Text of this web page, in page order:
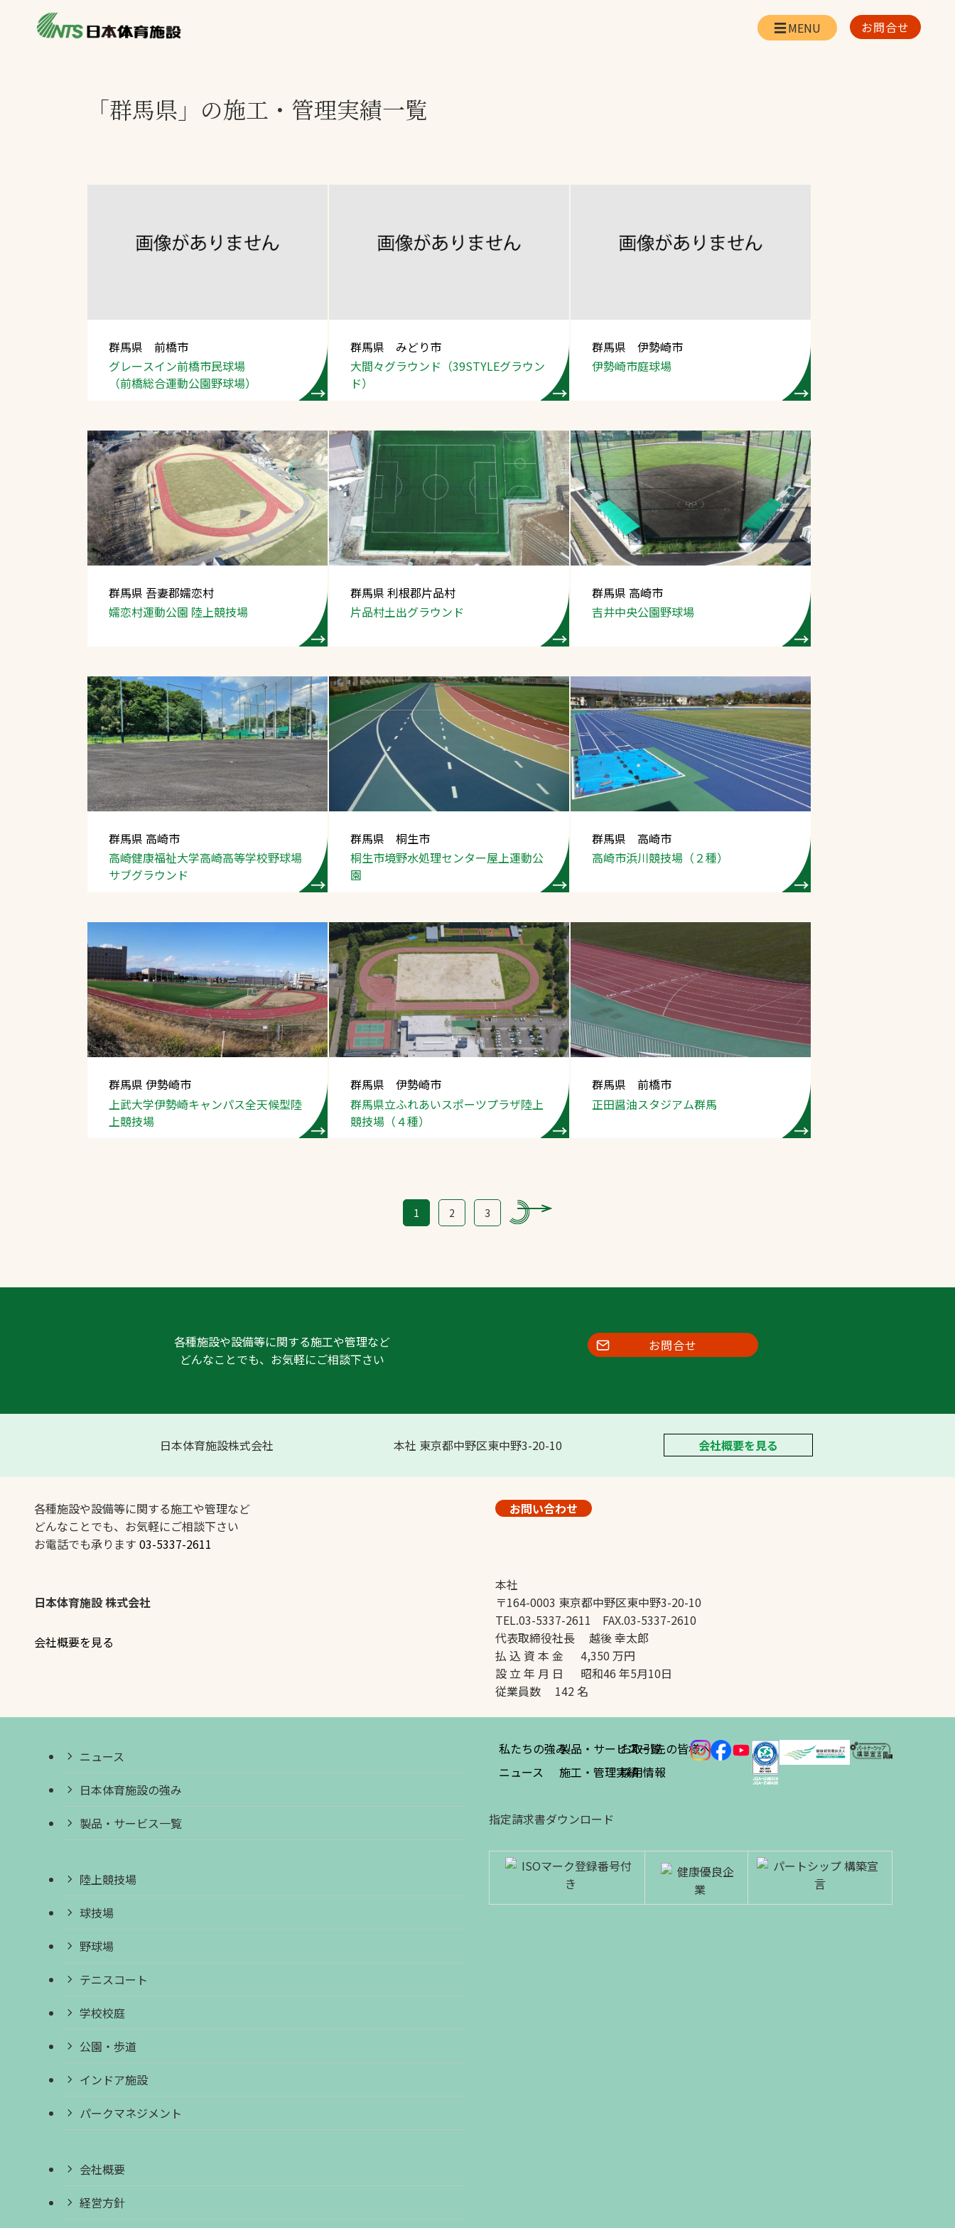
ニュース
製品別カテゴリー
環境対応ウレタン
技術別カテゴリー
防球設備
生）
施工・管理実績一覧
採用情報
ソーシャルメディア
文字の見えづらさや操作にお困りの方へ 検索
お問合せ
「群馬県」の施工・管理実績一覧
群馬県 前橋市
グレースイン前橋市民球場
（前橋総合運動公園野球場）
群馬県 みどり市
大間々グラウンド（39STYLEグラウン
ド）
群馬県 伊勢崎市
伊勢崎市庭球場
群馬県 吾妻郡嬬恋村
嬬恋村運動公園 陸上競技場
群馬県 利根郡片品村
片品村土出グラウンド
群馬県 高崎市
吉井中央公園野球場
群馬県 高崎市
高崎健康福祉大学高崎高等学校野球場
サブグラウンド
群馬県 桐生市
桐生市境野水処理センター屋上運動公
園
群馬県 高崎市
高崎市浜川競技場 （２種）
群馬県 伊勢崎市
上武大学伊勢崎キャンパス全天候型陸
上競技場
群馬県 伊勢崎市
群馬県立ふれあいスポーツプラザ陸上
競技場（４種）
群馬県 前橋市
正田醤油スタジアム群馬
1 2 3
各種施設や設備等に関する施工や管理など
どんなことでも、お気軽にご相談下さい
お問合せ
日本体育施設株式会社 本社 東京都中野区東中野3-20-10 会社概要を見る
各種施設や設備等に関する施工や管理など
どんなことでも、お気軽にご相談下さい
お電話でも承ります 03-5337-2611
お問い合わせ
日本体育施設 株式会社
会社概要を見る
本社
〒164-0003 東京都中野区東中野3-20-10
TEL.03-5337-2611 FAX.03-5337-2610
代表取締役社長 越後 幸太郎
払 込 資 本 金 4,350 万円
設 立 年 月 日 昭和46 年5月10日
従業員数 142 名
ニュース
日本体育施設の強み
製品・サービス一覧
陸上競技場
球技場
野球場
テニスコート
学校校庭
公園・歩道
インドア施設
パークマネジメント
会社概要
経営方針
私たちの強み
ニュース
製品・サービス一覧
施工・管理実績
お取引先の皆様へ
採用情報
指定請求書ダウンロード